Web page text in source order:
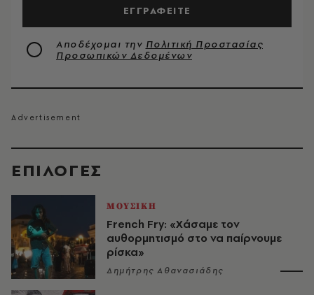
EΠΙΛΟΓΈΣ
ΜΟΥΣΙΚΗ
French Fry: «Χάσαμε τον
αυθορμητισμό στο να παίρνουμε
ρίσκα»
Δημήτρης Αθανασιάδης
ΕΓΓΡΑΦΕΙΤΕ
Αποδέχομαι την Πολιτική Προστασίας
Προσωπικών Δεδομένων